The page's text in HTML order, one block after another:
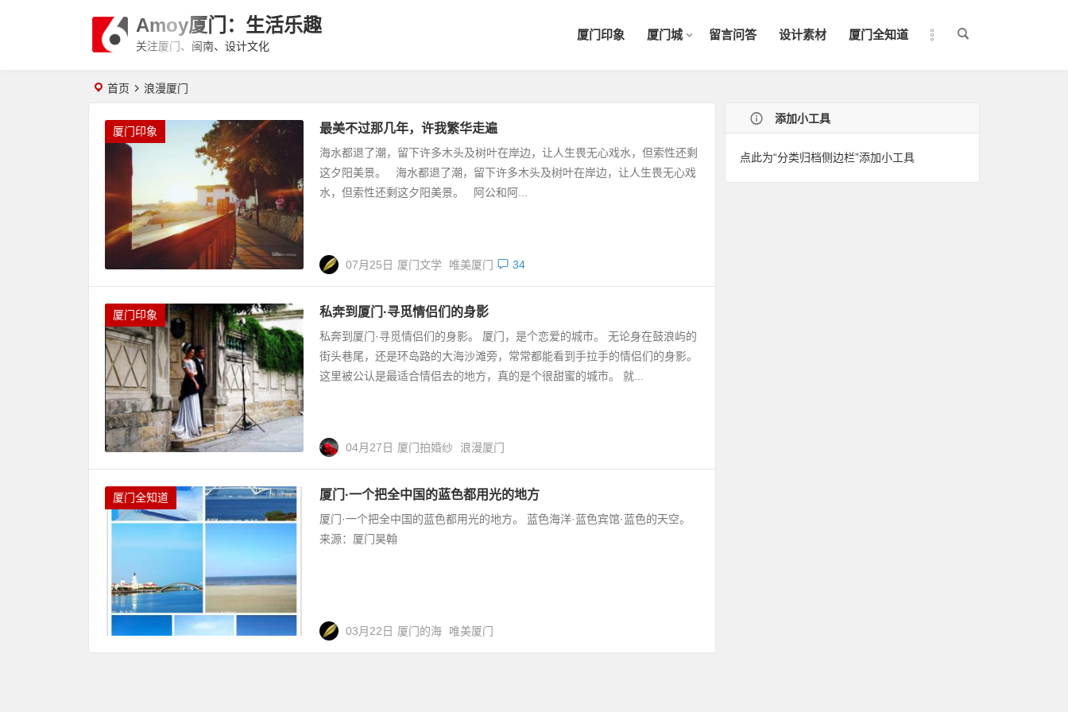
Amoy厦门：生活乐趣
关注厦门、闽南、设计文化
厦门印象 厦门城 留言问答 设计素材 厦门全知道
首页 浪漫厦门
厦门印象 最美不过那几年，许我繁华走遍
海水都退了潮，留下许多木头及树叶在岸边，让人生畏无心戏水，但索性还剩
这夕阳美景。 海水都退了潮，留下许多木头及树叶在岸边，让人生畏无心戏
水，但索性还剩这夕阳美景。 阿公和阿...
07月25日 厦门文学 唯美厦门 34
厦门印象 私奔到厦门·寻觅情侣们的身影
私奔到厦门·寻觅情侣们的身影。 厦门，是个恋爱的城市。 无论身在鼓浪屿的
街头巷尾，还是环岛路的大海沙滩旁，常常都能看到手拉手的情侣们的身影。
这里被公认是最适合情侣去的地方，真的是个很甜蜜的城市。 就...
04月27日 厦门拍婚纱 浪漫厦门
厦门全知道 厦门·一个把全中国的蓝色都用光的地方
厦门·一个把全中国的蓝色都用光的地方。 蓝色海洋·蓝色宾馆·蓝色的天空。
来源：厦门昊翰
03月22日 厦门的海 唯美厦门
添加小工具
点此为“分类归档侧边栏”添加小工具